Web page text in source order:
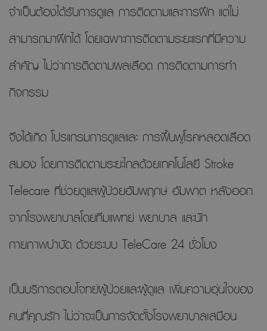
จำเป็นต้องได้รับการดูแล การติดตามและการฝึก แต่ไม่
สามารถมาฝึกได้ โดยเฉพาะการติดตามระยะแรกที่มีความ
สำคัญ ไม่ว่าการติดตามผลเลือด การติดตามการทำ
กิจกรรม
จึงได้เกิด โปรแกรมการดูแลและ การฟื้นฟูโรคหลอดเลือด
สมอง โดยการติดตามระยะไกลด้วยเทคโนโลยี Stroke
Telecare ที่ช่วยดูแลผู้ป่วยอัมพฤกษ์ อัมพาต หลังออก
จากโรงพยาบาลโดยทีมแพทย์ พยาบาล และนัก
กายภาพบำบัด ด้วยระบบ TeleCare 24 ชั่วโมง
เป็นบริการตอบโจทย์ผู้ป่วยและผู้ดูแล เพิ่มความอุ่นใจของ
คนที่คุณรัก ไม่ว่าจะเป็นการจัดตั้งโรงพยาบาลเสมือน